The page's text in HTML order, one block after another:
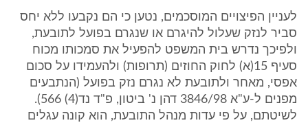
לעניין הפיצויים המוסכמים, נטען כי הם נקבעו ללא יחס
סביר לנזק שעלול להיגרם או שנגרם בפועל לתובעת,
ולפיכך נדרש בית המשפט להפעיל את סמכותו מכוח
סעיף 15(א) לחוק החוזים (תרופות) ולהעמידו על סכום
אפסי, מאחר ולתובעת לא נגרם נזק בפועל (הנתבעים
מפנים ל-ע"א 3846/98 דהן נ' ביטון, פ"ד נד(4) 566).
לשיטתם, על פי עדות מנהל התובעת, הוא קונה עגלים